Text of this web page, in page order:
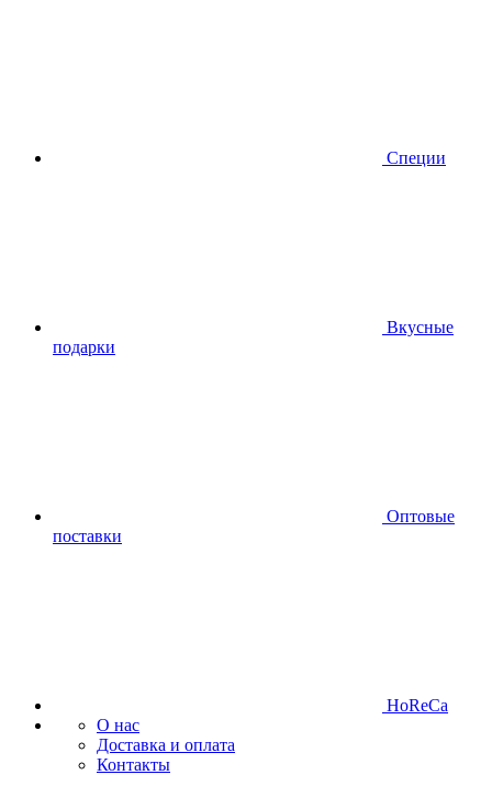
Специи
Вкусные
подарки
Оптовые
поставки
HoReCa
О нас
Доставка и оплата
Контакты